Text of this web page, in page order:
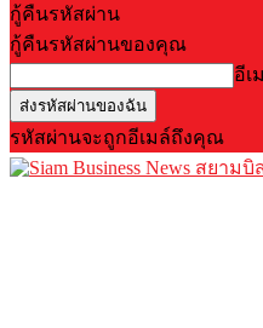
กู้คืนรหัสผ่าน
กู้คืนรหัสผ่านของคุณ
อีเ
รหัสผ่านจะถูกอีเมล์ถึงคุณ
สยามบิ